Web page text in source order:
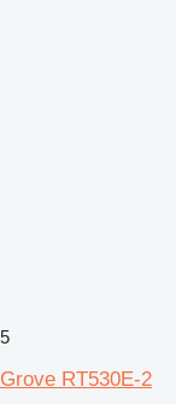
5
Grove RT530E-2